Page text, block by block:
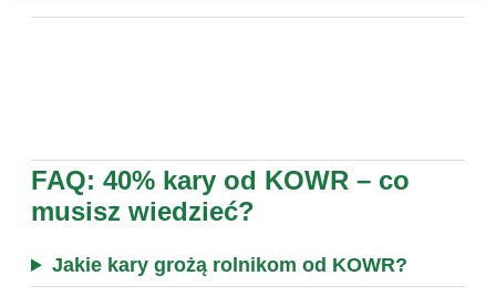
FAQ: 40% kary od KOWR – co
musisz wiedzieć?
Jakie kary grożą rolnikom od KOWR?